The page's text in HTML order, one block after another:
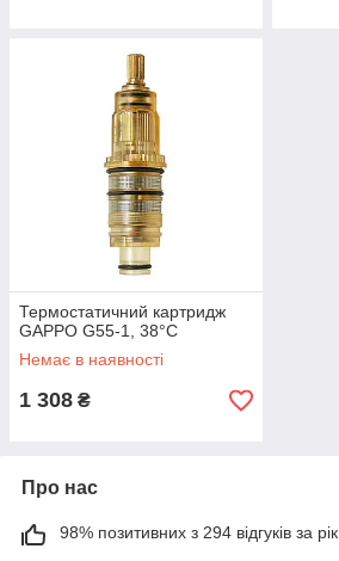
Термостатичний картридж
GAPPO G55-1, 38°C
Немає в наявності
1 308 ₴
Про нас
98% позитивних з 294 відгуків за рік